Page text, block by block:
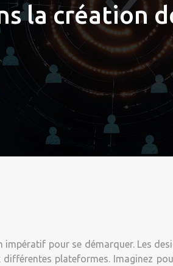
la création
pour se démarquer. Les
plateformes. Imaginez